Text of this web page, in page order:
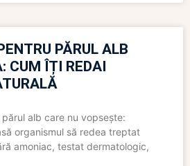
PĂRUL ALB
CUM ÎȚI REDAI
alb care nu vopsește:
organismul să redea treptat
amoniac, testat dermatologic,